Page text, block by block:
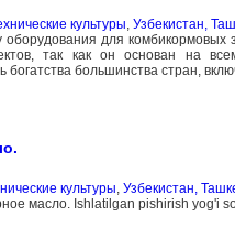
культуры, Узбекистан,
для комбикормовых
так как он основан на всем
большинства стран,
культуры, Узбекистан,
масло. Ishlatilgan pishirish yog'i